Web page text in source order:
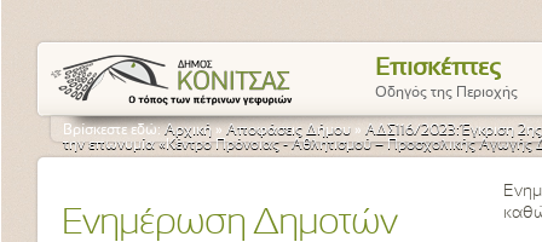
Επισκέπτες
Οδηγός της Περιοχής
Βρίσκεστε εδώ:Αρχική » Αποφάσεις Δήμου » ΑΔΣ116/2023:Έγκριση
την επωνυμία «Κέντρο Πρόνοιας - Αθλητισμού – Προσχολικής Αγωγής
Ενημέρωση Δημοτών